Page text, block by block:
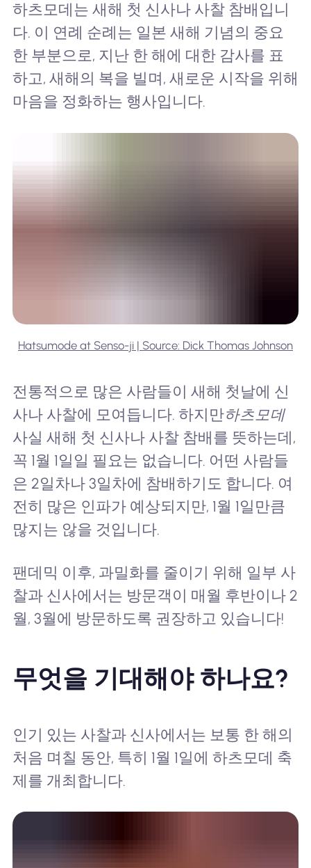
하츠모데는 새해 첫 신사나 사찰 참배입니
다. 이 연례 순례는 일본 새해 기념의 중요
한 부분으로, 지난 한 해에 대한 감사를 표
하고, 새해의 복을 빌며, 새로운 시작을 위해
마음을 정화하는 행사입니다.
Hatsumode at Senso-ji | Source: Dick Thomas Johnson
전통적으로 많은 사람들이 새해 첫날에 신
사나 사찰에 모여듭니다. 하지만하츠모데
사실 새해 첫 신사나 사찰 참배를 뜻하는데,
꼭 1월 1일일 필요는 없습니다. 어떤 사람들
은 2일차나 3일차에 참배하기도 합니다. 여
전히 많은 인파가 예상되지만, 1월 1일만큼
많지는 않을 것입니다.
팬데믹 이후, 과밀화를 줄이기 위해 일부 사
찰과 신사에서는 방문객이 매월 후반이나 2
월, 3월에 방문하도록 권장하고 있습니다!
무엇을 기대해야 하나요?
인기 있는 사찰과 신사에서는 보통 한 해의
처음 며칠 동안, 특히 1월 1일에 하츠모데 축
제를 개최합니다.